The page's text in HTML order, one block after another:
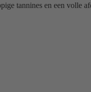
tannines en een volle